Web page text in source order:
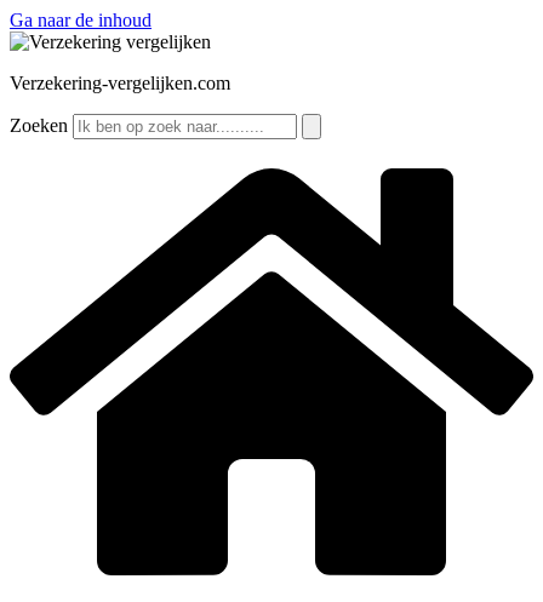
Ga naar de inhoud
Verzekering-vergelijken.com
Zoeken